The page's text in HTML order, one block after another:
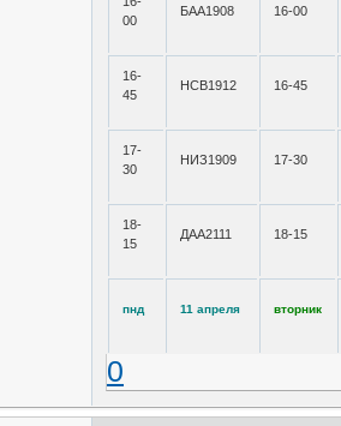
00
БАА1908 16-00
16-
45
НСВ1912 16-45
17-
30
НИЗ1909 17-30
18-
15
ДАА2111 18-15
пнд 11 апреля вторник
0